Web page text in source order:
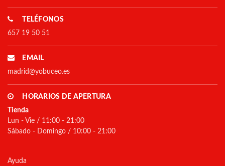
TELÉFONOS
657 19 50 51
EMAIL
madrid@yobuceo.es
HORARIOS DE APERTURA
Tienda
Lun - Vie / 11:00 - 21:00
Sábado - Domingo / 10:00 - 21:00
Ayuda